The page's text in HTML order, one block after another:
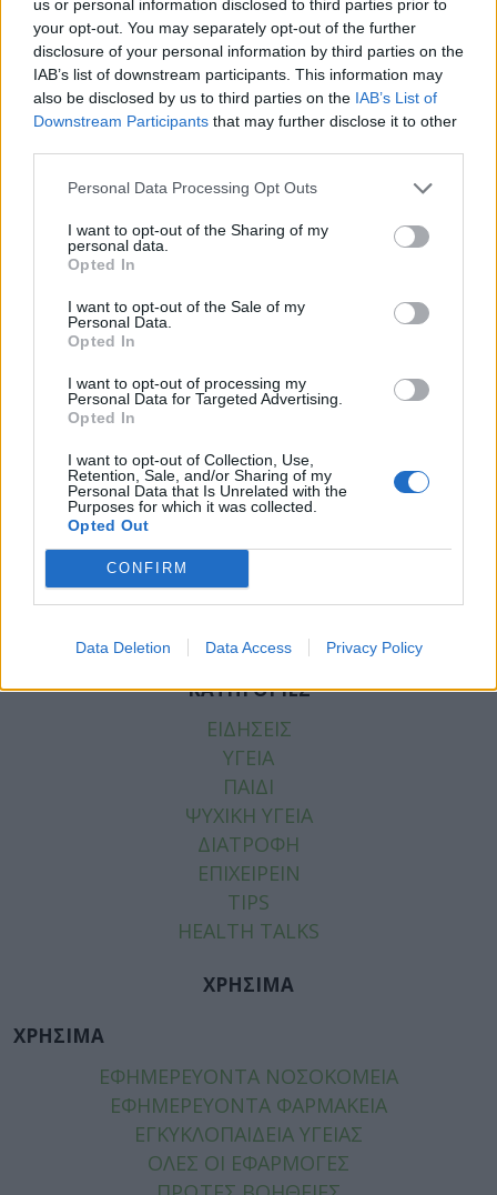
us or personal information disclosed to third parties prior to
your opt-out. You may separately opt-out of the further
disclosure of your personal information by third parties on the
IAB’s list of downstream participants. This information may
also be disclosed by us to third parties on the IAB’s List of
Downstream Participants that may further disclose it to other
Personal Data Processing Opt Outs
I want to opt-out of the Sharing of my
personal data.
Opted In
I want to opt-out of the Sale of my
Personal Data.
Opted In
I want to opt-out of processing my
Personal Data for Targeted Advertising.
Opted In
I want to opt-out of Collection, Use,
Retention, Sale, and/or Sharing of my
Personal Data that Is Unrelated with the
Purposes for which it was collected.
Opted Out
CONFIRM
Data Deletion Data Access Privacy Policy
clawback, rebate και ΦΠΑ με τα χρέη των
νοσοκομείων.
Facebook
Twitter
Tags:CLAWBACK , REBATE
ΕΙΔΙΚΗ ΕΠΙΤΡΟΠΗ ΓΙΑ
ΤΑ ΦΥΚ,ΚΟΥΡΟΥΜΠΛΗΣ,ΠΑΣΧΑΛΗΣ
ΑΠΟΣΤΟΛΙΔΗΣ,ΡΕΠΟΡΤΑΖ ΥΓΕΙΑΣ
ΦΑΡΜΑΚΑ ΥΨΗΛΟΥ ΚΟΣΤΟΥΣ
ΦΑΡΜΑΚΟΒΙΟΜΗΧΑΝΙΑ
ΚΑΤΗΓΟΡΙΕΣ
ΕΙΔΗΣΕΙΣ
ΥΓΕΙΑ
ΠΑΙΔΙ
ΨΥΧΙΚΗ ΥΓΕΙΑ
ΔΙΑΤΡΟΦΗ
ΕΠΙΧΕΙΡΕΙΝ
TIPS
HEALTH TALKS
ΧΡΗΣΙΜΑ
ΧΡΗΣΙΜΑ
ΕΦΗΜΕΡΕΥΟΝΤΑ ΝΟΣΟΚΟΜΕΙΑ
ΕΦΗΜΕΡΕΥΟΝΤΑ ΦΑΡΜΑΚΕΙΑ
ΕΓΚΥΚΛΟΠΑΙΔΕΙΑ ΥΓΕΙΑΣ
ΟΛΕΣ ΟΙ ΕΦΑΡΜΟΓΕΣ